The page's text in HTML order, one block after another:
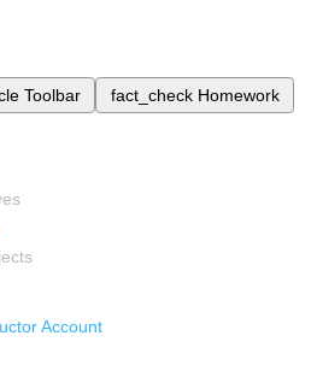
Toolbar fact_check Homework
Account